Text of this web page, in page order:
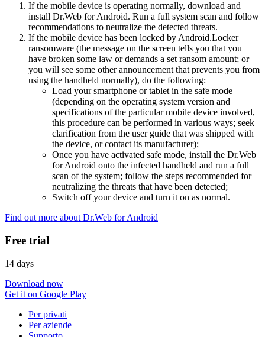
If the mobile device is operating normally, download and
install Dr.Web for Android. Run a full system scan and follow
recommendations to neutralize the detected threats.
If the mobile device has been locked by Android.Locker
ransomware (the message on the screen tells you that you
have broken some law or demands a set ransom amount; or
you will see some other announcement that prevents you from
using the handheld normally), do the following:
Load your smartphone or tablet in the safe mode
(depending on the operating system version and
specifications of the particular mobile device involved,
this procedure can be performed in various ways; seek
clarification from the user guide that was shipped with
the device, or contact its manufacturer);
Once you have activated safe mode, install the Dr.Web
for Android onto the infected handheld and run a full
scan of the system; follow the steps recommended for
neutralizing the threats that have been detected;
Switch off your device and turn it on as normal.
Find out more about Dr.Web for Android
Free trial
14 days
Download now
Get it on Google Play
Per privati
Per aziende